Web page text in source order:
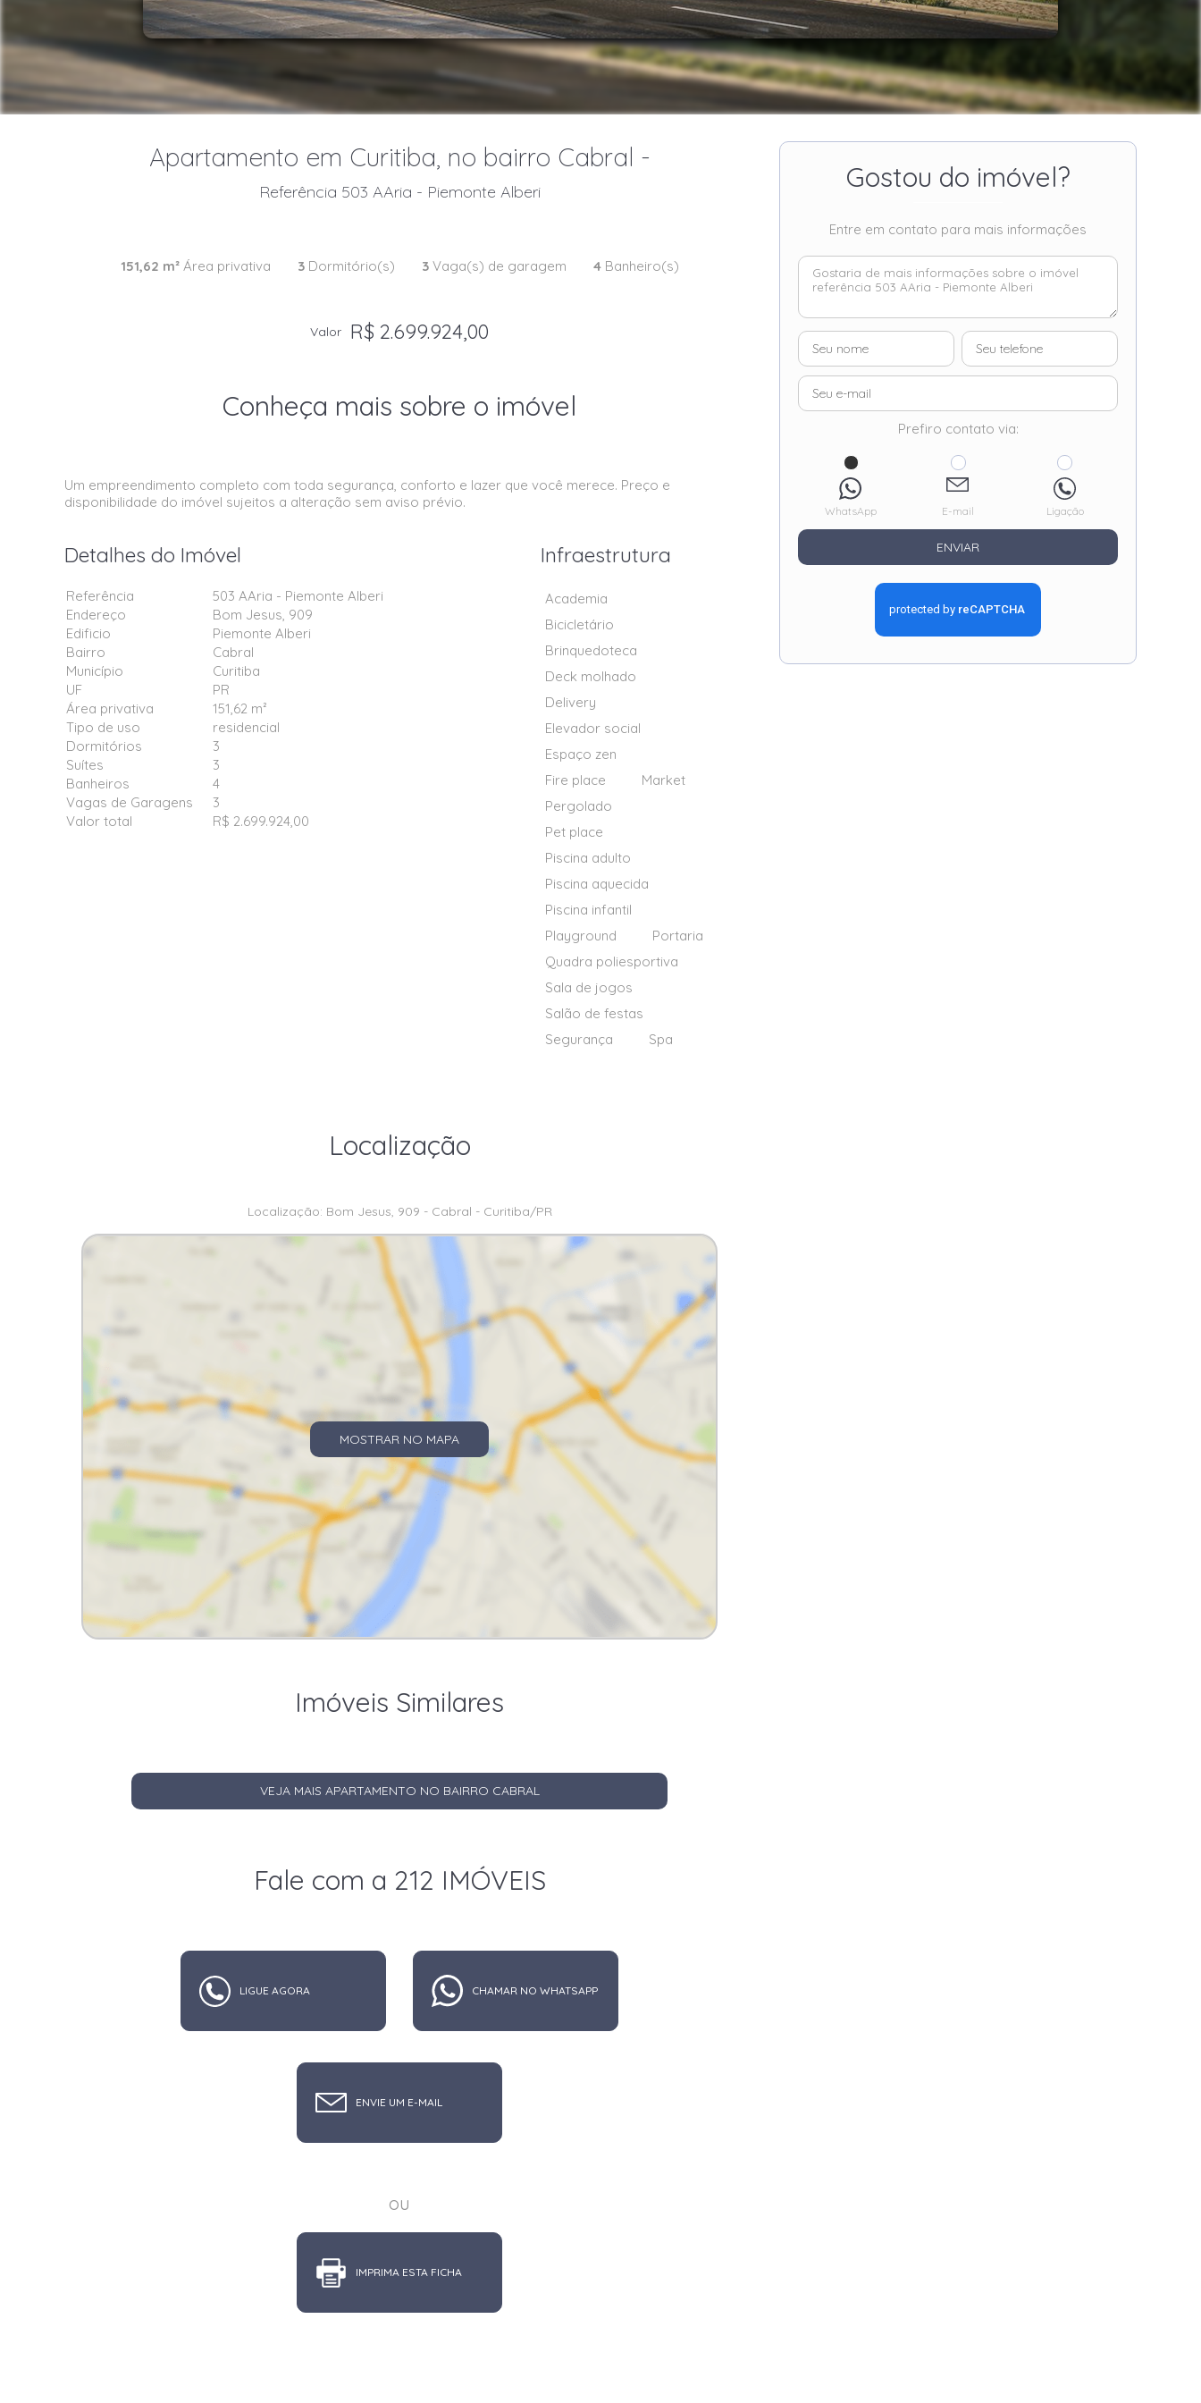
Apartamento em Curitiba, no bairro Cabral -
Referência 503 AAria - Piemonte Alberi
151,62 m²Área privativa 3Dormitório(s) 3Vaga(s) de garagem 4Banheiro(s)
Valor R$ 2.699.924,00
Conheça mais sobre o imóvel
Um empreendimento completo com toda segurança, conforto e lazer que você merece. Preço e
disponibilidade do imóvel sujeitos a alteração sem aviso prévio.
Detalhes do Imóvel
Referência
503 AAria - Piemonte Alberi
Endereço
Bom Jesus, 909
Edificio
Piemonte Alberi
Bairro
Cabral
Município
Curitiba
UF
PR
Área privativa
151,62 m²
Tipo de uso
residencial
Dormitórios
3
Suítes
3
Banheiros
4
Vagas de Garagens
3
Valor total
R$ 2.699.924,00
Infraestrutura
Academia
Bicicletário
Brinquedoteca
Deck molhado
Delivery
Elevador social
Espaço zen
Fire place
Market
Pergolado
Pet place
Piscina adulto
Piscina aquecida
Piscina infantil
Playground
Portaria
Quadra poliesportiva
Sala de jogos
Salão de festas
Segurança
Spa
Localização
Localização: Bom Jesus, 909 - Cabral - Curitiba/PR
MOSTRAR NO MAPA
Imóveis Similares
VEJA MAIS APARTAMENTO NO BAIRRO CABRAL
Fale com a 212 IMÓVEIS
LIGUE AGORA CHAMAR NO WHATSAPP
ENVIE UM E-MAIL
ou
IMPRIMA ESTA FICHA
Gostou do imóvel?
Entre em contato para mais informações
Prefiro contato via:
WhatsApp E-mail Ligação
ENVIAR